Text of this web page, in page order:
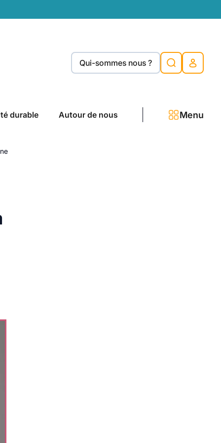
Qui-sommes nous ?
durable Autour de nous Menu